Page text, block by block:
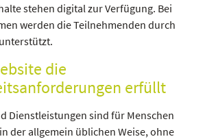
stehen digital zur Verfügung. Bei
werden die Teilnehmenden durch
die
erfüllt
Dienstleistungen sind für Menschen
der allgemein üblichen Weise, ohne